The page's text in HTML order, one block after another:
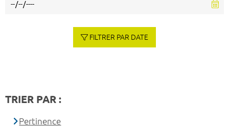
FILTRER PAR DATE
TRIER PAR :
Pertinence